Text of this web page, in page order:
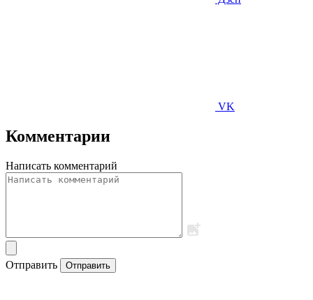
VK
Комментарии
Написать комментарий
Отправить Отправить